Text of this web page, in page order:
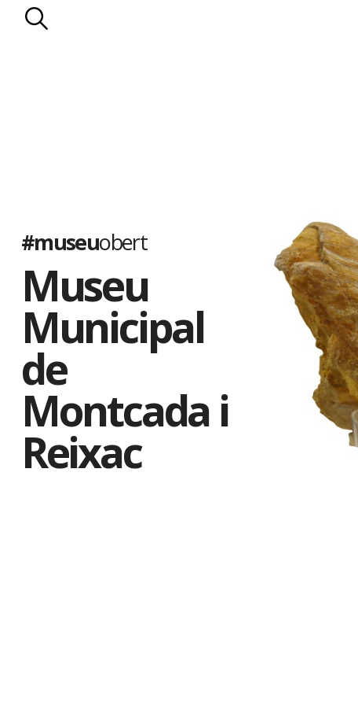
#museuobert
Museu
Municipal
de
Montcada i
Reixac